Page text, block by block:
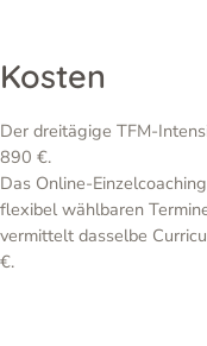
Kosten
Der dreitägige TFM-
890 €.
Das Online-
flexibel wählbaren
vermittelt dasselbe
€.